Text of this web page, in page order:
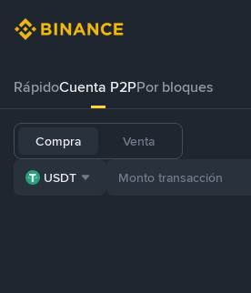
RápidoCuenta P2PPor bloques
Compra Venta
USDT